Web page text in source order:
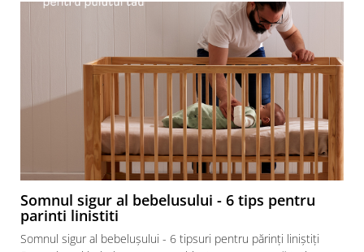
Somnul sigur al bebelusului - 6 tips pentru
parinti linistiti
Somnul sigur al bebelușului - 6 tipsuri pentru părinți liniștiți